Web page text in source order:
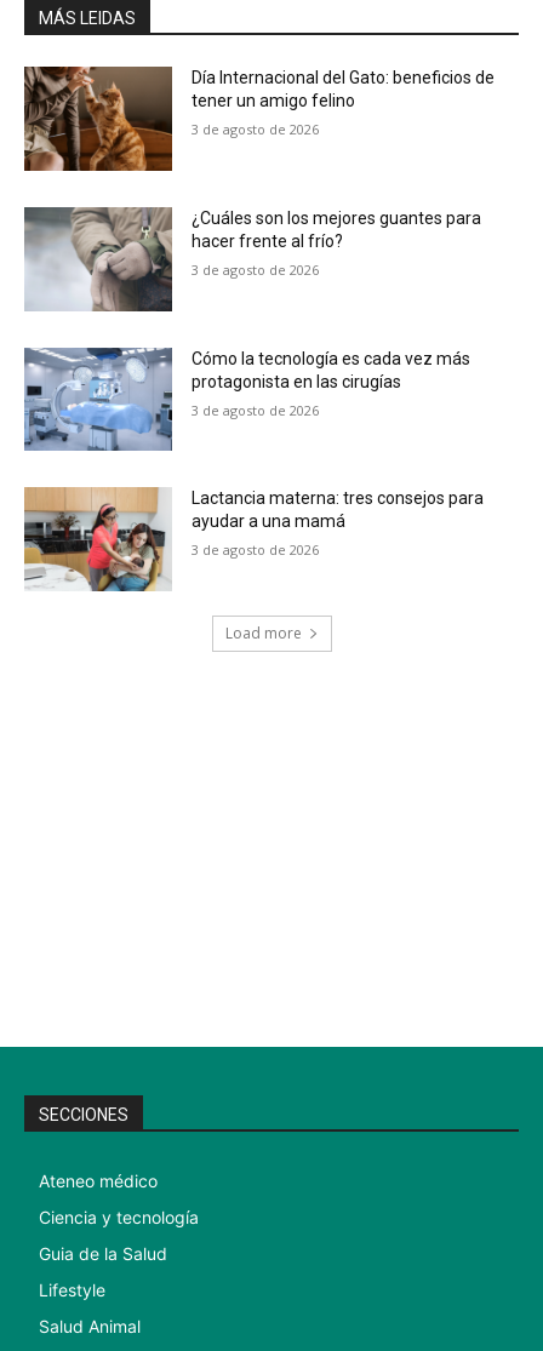
MÁS LEIDAS
Día Internacional del Gato: beneficios de
tener un amigo felino
3 de agosto de 2026
¿Cuáles son los mejores guantes para
hacer frente al frío?
3 de agosto de 2026
Cómo la tecnología es cada vez más
protagonista en las cirugías
3 de agosto de 2026
Lactancia materna: tres consejos para
ayudar a una mamá
3 de agosto de 2026
Load more
SECCIONES
Ateneo médico
Ciencia y tecnología
Guia de la Salud
Lifestyle
Salud Animal